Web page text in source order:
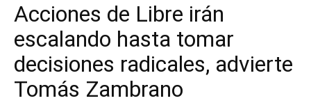
Acciones de Libre irán
escalando hasta tomar
decisiones radicales, advierte
Tomás Zambrano